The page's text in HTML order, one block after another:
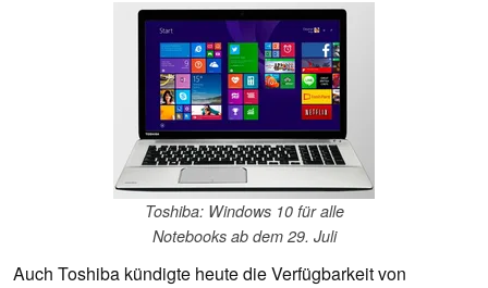
Toshiba: Windows 10 für alle
Notebooks ab dem 29. Juli
Auch Toshiba kündigte heute die Verfügbarkeit von